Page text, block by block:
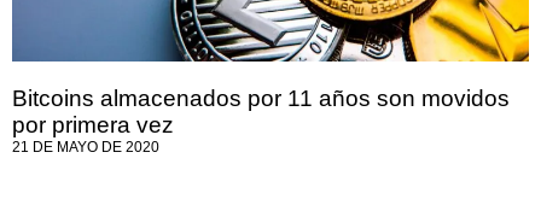
Bitcoins almacenados por 11 años son movidos
por primera vez
21 DE MAYO DE 2020